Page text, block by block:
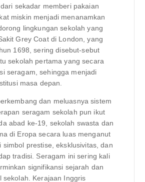
sekadar memberi pakaian
miskin menjadi menanamkan
lingkungan sekolah yang
Grey Coat di London, yang
1698, sering disebut-sebut
sekolah pertama yang secara
seragam, sehingga menjadi
masa depan.
dan meluasnya sistem
seragam sekolah pun ikut
abad ke-19, sekolah swasta dan
di Eropa secara luas menganut
simbol prestise, eksklusivitas, dan
tradisi. Seragam ini sering kali
signifikansi sejarah dan
sekolah. Kerajaan Inggris